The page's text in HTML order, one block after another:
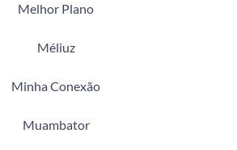
Melhor Plano
Méliuz
Minha Conexão
Muambator